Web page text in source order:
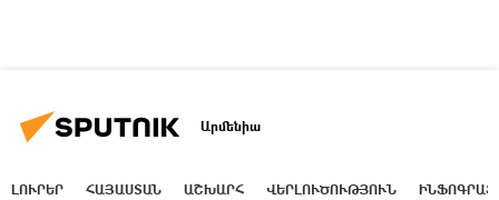
Արմենիա
ԼՈՒՐԵՐ ՀԱՅԱՍՏԱՆ ԱՇԽԱՐՀ ՎԵՐԼՈՒԾՈՒԹՅՈՒՆ